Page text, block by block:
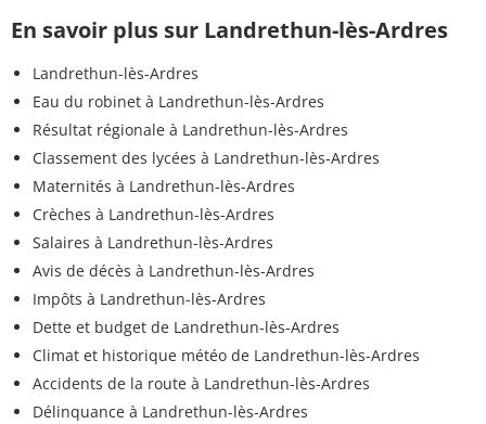
En savoir plus sur Landrethun-lès-Ardres
Landrethun-lès-Ardres
Eau du robinet à Landrethun-lès-Ardres
Résultat régionale à Landrethun-lès-Ardres
Classement des lycées à Landrethun-lès-Ardres
Maternités à Landrethun-lès-Ardres
Crèches à Landrethun-lès-Ardres
Salaires à Landrethun-lès-Ardres
Avis de décès à Landrethun-lès-Ardres
Impôts à Landrethun-lès-Ardres
Dette et budget de Landrethun-lès-Ardres
Climat et historique météo de Landrethun-lès-Ardres
Accidents de la route à Landrethun-lès-Ardres
Délinquance à Landrethun-lès-Ardres